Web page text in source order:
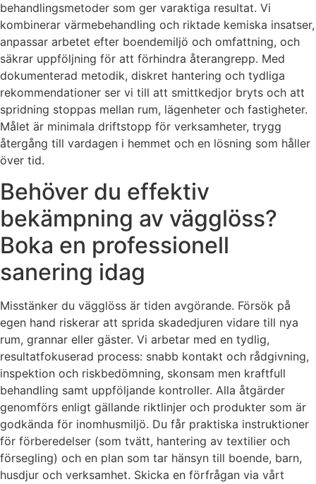
behandlingsmetoder som ger varaktiga resultat. Vi
kombinerar värmebehandling och riktade kemiska insatser,
anpassar arbetet efter boendemiljö och omfattning, och
säkrar uppföljning för att förhindra återangrepp. Med
dokumenterad metodik, diskret hantering och tydliga
rekommendationer ser vi till att smittkedjor bryts och att
spridning stoppas mellan rum, lägenheter och fastigheter.
Målet är minimala driftstopp för verksamheter, trygg
återgång till vardagen i hemmet och en lösning som håller
över tid.
Behöver du effektiv
bekämpning av vägglöss?
Boka en professionell
sanering idag
Misstänker du vägglöss är tiden avgörande. Försök på
egen hand riskerar att sprida skadedjuren vidare till nya
rum, grannar eller gäster. Vi arbetar med en tydlig,
resultatfokuserad process: snabb kontakt och rådgivning,
inspektion och riskbedömning, skonsam men kraftfull
behandling samt uppföljande kontroller. Alla åtgärder
genomförs enligt gällande riktlinjer och produkter som är
godkända för inomhusmiljö. Du får praktiska instruktioner
för förberedelser (som tvätt, hantering av textilier och
försegling) och en plan som tar hänsyn till boende, barn,
husdjur och verksamhet. Skicka en förfrågan via vårt